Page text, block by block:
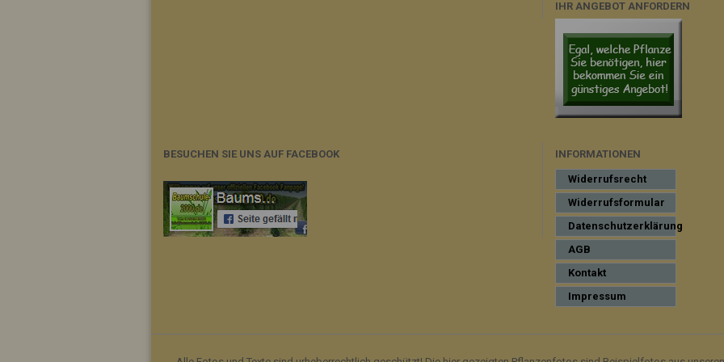
IHR ANGEBOT ANFORDERN
BESUCHEN SIE UNS AUF FACEBOOK INFORMATIONEN
Widerrufsrecht
Widerrufsformular
Datenschutzerklärung
AGB
Kontakt
Impressum